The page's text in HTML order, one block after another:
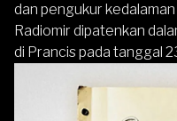
dan pengukur kedalaman
Radiomir dipatenkan
di Prancis pada tanggal